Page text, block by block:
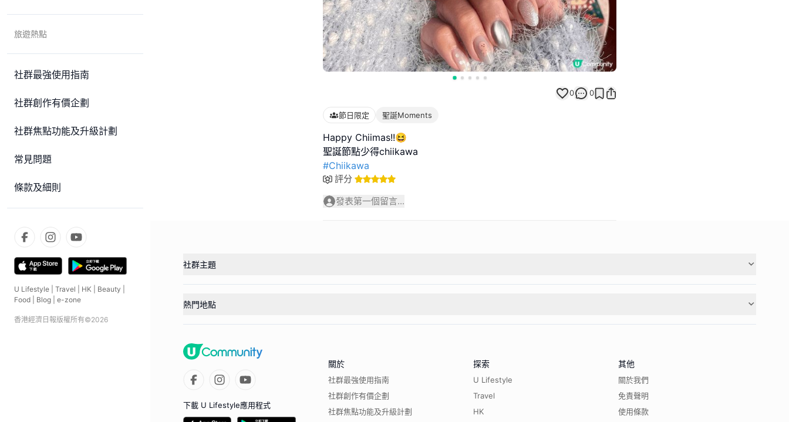
旅遊熱點
社群最強使用指南
社群創作有價企劃
社群焦點功能及升級計劃
常見問題
條款及細則
U Lifestyle Travel HK Beauty
Food
Blog e-zone
香港經濟日報版權所有©2026
0 0
節日限定 聖誕Moments
Happy Chiimas!!😆
#Chiikawa
評分
發表第一個留言...
社群主題
熱門地點
下載 U Lifestyle應用程式
關於
社群最強使用指南
社群創作有價企劃
社群焦點功能及升級計劃
探索
U Lifestyle
Travel
HK
其他
關於我們
免責聲明
使用條款